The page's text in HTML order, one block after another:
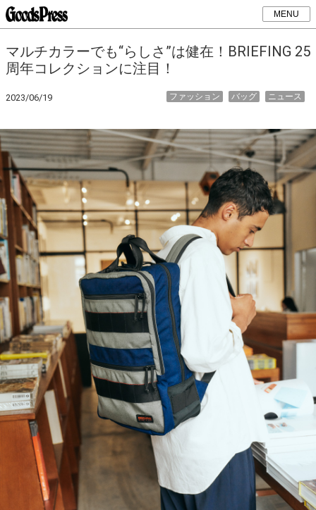
MENU
マルチカラーでも“らしさ”は健在！BRIEFING 25
周年コレクションに注目！
2023/06/19 ニュース
バッグ
ファッション